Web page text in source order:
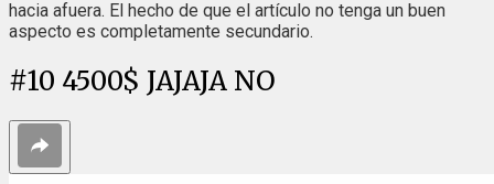
hacia afuera. El hecho de que el artículo no tenga un buen
aspecto es completamente secundario.
#10 4500$ JAJAJA NO